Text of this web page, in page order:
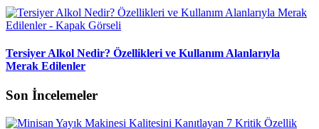
Tersiyer Alkol Nedir? Özellikleri ve Kullanım Alanlarıyla
Merak Edilenler
Son İncelemeler